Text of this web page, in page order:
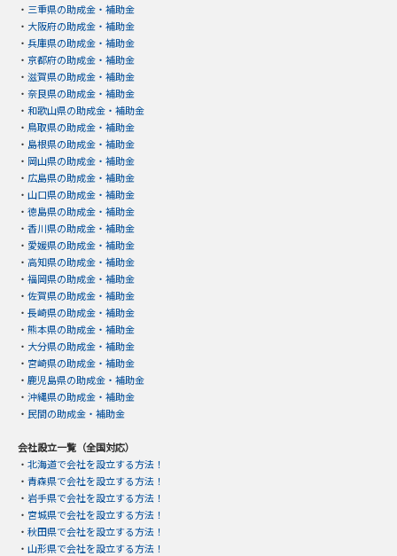
・ 三重県の助成金・補助金
・ 大阪府の助成金・補助金
・ 兵庫県の助成金・補助金
・ 京都府の助成金・補助金
・ 滋賀県の助成金・補助金
・ 奈良県の助成金・補助金
・ 和歌山県の助成金・補助金
・ 鳥取県の助成金・補助金
・ 島根県の助成金・補助金
・ 岡山県の助成金・補助金
・ 広島県の助成金・補助金
・ 山口県の助成金・補助金
・ 徳島県の助成金・補助金
・ 香川県の助成金・補助金
・ 愛媛県の助成金・補助金
・ 高知県の助成金・補助金
・ 福岡県の助成金・補助金
・ 佐賀県の助成金・補助金
・ 長崎県の助成金・補助金
・ 熊本県の助成金・補助金
・ 大分県の助成金・補助金
・ 宮崎県の助成金・補助金
・ 鹿児島県の助成金・補助金
・ 沖縄県の助成金・補助金
・ 民間の助成金・補助金
会社設立一覧（全国対応）
・ 北海道で会社を設立する方法！
・ 青森県で会社を設立する方法！
・ 岩手県で会社を設立する方法！
・ 宮城県で会社を設立する方法！
・ 秋田県で会社を設立する方法！
・ 山形県で会社を設立する方法！